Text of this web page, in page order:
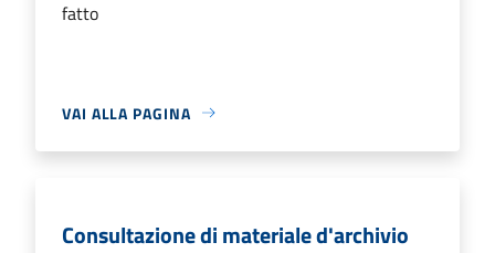
fatto
VAI ALLA PAGINA
Consultazione di materiale d'archivio